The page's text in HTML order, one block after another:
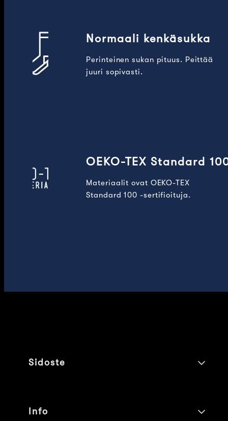
Normaali kenkäsukka
Perinteinen sukan pituus. Peittää
juuri sopivasti.
OEKO-TEX Standard
Materiaalit ovat OEKO-TEX
Standard 100 -sertifioituja.
Sidoste
Info